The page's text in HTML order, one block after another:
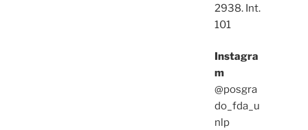
2938. Int.
101
Instagra
m
@posgra
do_fda_u
nlp